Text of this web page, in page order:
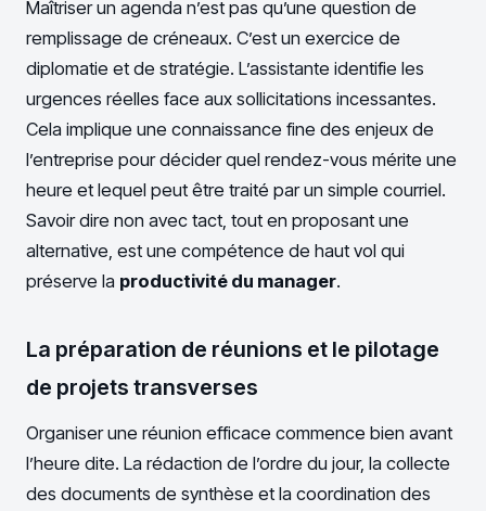
Maîtriser un agenda n’est pas qu’une question de
remplissage de créneaux. C’est un exercice de
diplomatie et de stratégie. L’assistante identifie les
urgences réelles face aux sollicitations incessantes.
Cela implique une connaissance fine des enjeux de
l’entreprise pour décider quel rendez-vous mérite une
heure et lequel peut être traité par un simple courriel.
Savoir dire non avec tact, tout en proposant une
alternative, est une compétence de haut vol qui
préserve la productivité du manager.
La préparation de réunions et le pilotage
de projets transverses
Organiser une réunion efficace commence bien avant
l’heure dite. La rédaction de l’ordre du jour, la collecte
des documents de synthèse et la coordination des